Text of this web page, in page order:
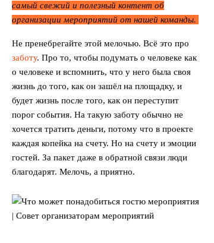
самый свежий и полезный контент об
организации мероприятий от нашей команды.
Не пренебрегайте этой мелочью. Всё это про
заботу. Про то, чтобы подумать о человеке как
о человеке и вспомнить, что у него была своя
жизнь до того, как он зашёл на площадку, и
будет жизнь после того, как он переступит
порог события. На такую заботу обычно не
хочется тратить деньги, потому что в проекте
каждая копейка на счету. Но на счету и эмоции
гостей. За пакет даже в обратной связи люди
благодарят. Мелочь, а приятно.